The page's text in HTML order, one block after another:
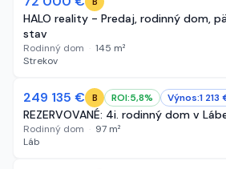
HALO reality - Predaj, rodinný dom,
stav
Rodinný dom · 145 m²
Strekov
NOVÉ
249 135 € B ROI:5,8% Výnos:1 213
REZERVOVANÉ: 4i. rodinný dom v
Rodinný dom · 97 m²
Láb